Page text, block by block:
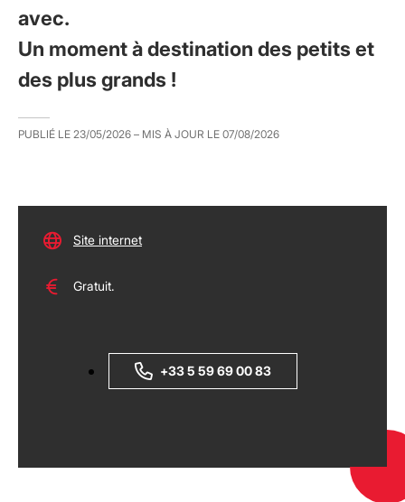
avec.
Un moment à destination des petits et
des plus grands !
PUBLIÉ LE 23/05/2026 – MIS À JOUR LE 07/08/2026
Site internet
Gratuit.
+33 5 59 69 00 83